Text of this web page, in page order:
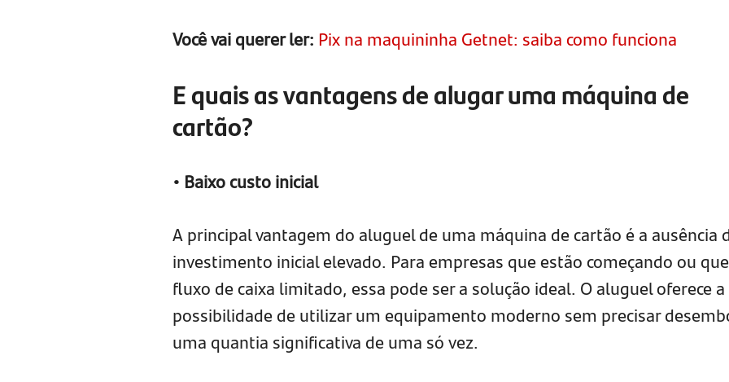
Você vai querer ler: Pix na maquininha Getnet: saiba como funciona
E quais as vantagens de alugar uma máquina de
cartão?
• Baixo custo inicial
A principal vantagem do aluguel de uma máquina de cartão é a ausência
investimento inicial elevado. Para empresas que estão começando ou
fluxo de caixa limitado, essa pode ser a solução ideal. O aluguel oferece a
possibilidade de utilizar um equipamento moderno sem precisar
uma quantia significativa de uma só vez.